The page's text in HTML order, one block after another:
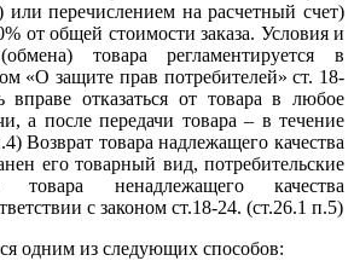
или перечислением на расчетный счет)
от общей стоимости заказа. Условия и
товара регламентируется в
«О защите прав потребителей» ст. 18-
вправе отказаться от товара в любое
а после передачи товара – в течение
Возврат товара надлежащего качества
его товарный вид, потребительские
товара ненадлежащего качества
с законом ст.18-24. (ст.26.1 п.5)
одним из следующих способов: